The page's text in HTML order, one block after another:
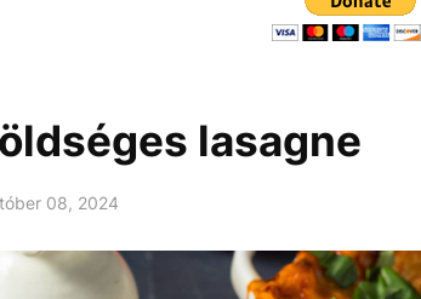
lasagne
08, 2024